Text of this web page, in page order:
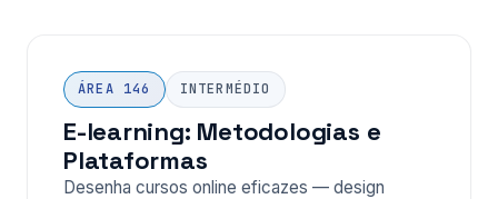
ÁREA 146 INTERMÉDIO
E-learning: Metodologias e
Plataformas
Desenha cursos online eficazes — design